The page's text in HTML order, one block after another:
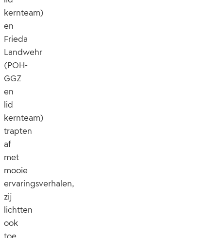
kernteam)
en
Frieda
Landwehr
(POH-
GGZ
en
lid
kernteam)
trapten
af
met
mooie
ervaringsverhalen,
zij
lichtten
ook